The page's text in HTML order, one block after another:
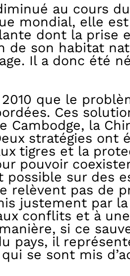
au cours
mondial, elle
dont la prise
de son habitat
Il a donc été
que le
Ces
la
stratégies ont
tigres et la
pouvoir
sur des
relèvent pas de
justement par
conflits et à
si ce
pays, il
se sont mis